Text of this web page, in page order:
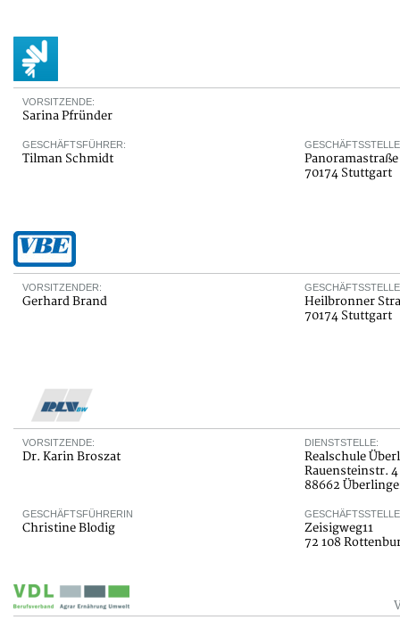
VORSITZENDE:
Sarina Pfründer
GESCHÄFTSFÜHRER:
Tilman Schmidt
Panoramastraße
70174 Stuttgart
VORSITZENDER:
Gerhard Brand
Heilbronner
70174 Stuttgart
VORSITZENDE:
Dr. Karin Broszat
DIENSTSTELLE:
Realschule
Rauensteinstr. 4
88662
GESCHÄFTSFÜHRERIN
Christine Blodig
Zeisigweg11
72 108